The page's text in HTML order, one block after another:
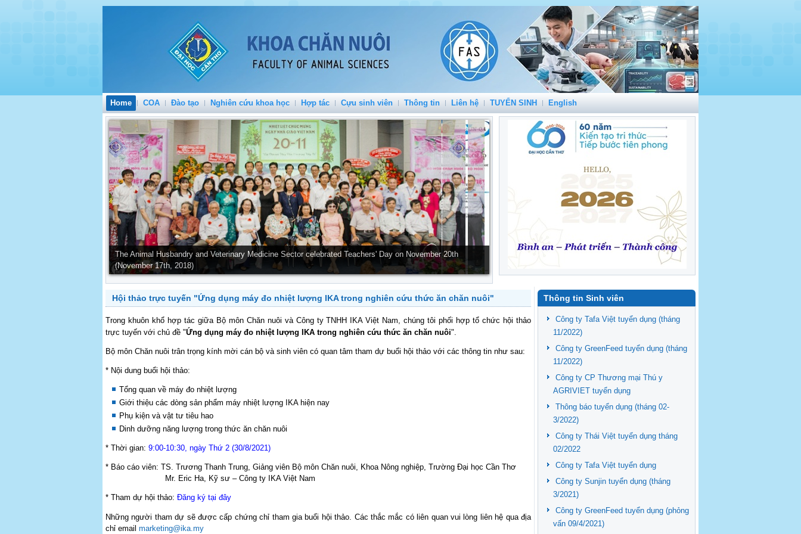
Home COA Đào tạo Nghiên cứu khoa học Hợp tác Cựu sinh viên Thông tin Liên hệ TUYỂN SINH English
The Animal Husbandry and Veterinary Medicine Sector celebrated Teachers' Day on November 20th
(November 17th, 2018)
Hội thảo trực tuyến "Ứng dụng máy đo nhiệt lượng IKA trong nghiên cứu thức ăn chăn nuôi"
Trong khuôn khổ hợp tác giữa Bộ môn Chăn nuôi và Công ty TNHH IKA Việt Nam, chúng tôi phối hợp tổ chức hội thảo
trực tuyến với chủ đề "Ứng dụng máy đo nhiệt lượng IKA trong nghiên cứu thức ăn chăn nuôi".
Bộ môn Chăn nuôi trân trọng kính mời cán bộ và sinh viên có quan tâm tham dự buổi hội thảo với các thông tin như sau:
* Nội dung buổi hội thảo:
Tổng quan về máy đo nhiệt lượng
Giới thiệu các dòng sản phẩm máy nhiệt lượng IKA hiện nay
Phụ kiện và vật tư tiêu hao
Dinh dưỡng năng lượng trong thức ăn chăn nuôi
* Thời gian: 9:00-10:30, ngày Thứ 2 (30/8/2021)
* Báo cáo viên: TS. Trương Thanh Trung, Giảng viên Bộ môn Chăn nuôi, Khoa Nông nghiệp, Trường Đại học Cần Thơ
Mr. Eric Ha, Kỹ sư – Công ty IKA Việt Nam
* Tham dự hội thảo: Đăng ký tại đây
Những người tham dự sẽ được cấp chứng chỉ tham gia buổi hội thảo. Các thắc mắc có liên quan vui lòng liên hệ qua địa
chỉ email marketing@ika.my
Thông tin Sinh viên
Công ty Tafa Việt tuyển dụng (tháng
11/2022)
Công ty GreenFeed tuyển dụng (tháng
11/2022)
Công ty CP Thương mại Thú y
AGRIVIET tuyển dụng
Thông báo tuyển dụng (tháng 02-
3/2022)
Công ty Thái Việt tuyển dụng tháng
02/2022
Công ty Tafa Việt tuyển dụng
Công ty Sunjin tuyển dụng (tháng
3/2021)
Công ty GreenFeed tuyển dụng (phỏng
vấn 09/4/2021)